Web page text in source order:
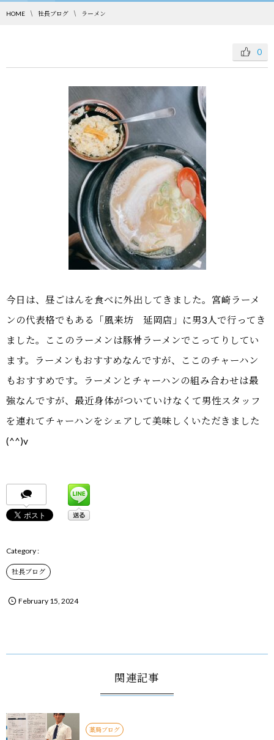
HOME 社長ブログ ラーメン
0
今日は、昼ごはんを食べに外出してきました。宮崎ラーメ
ンの代表格でもある「風来坊 延岡店」に男3人で行ってき
ました。ここのラーメンは豚骨ラーメンでこってりしてい
ます。ラーメンもおすすめなんですが、ここのチャーハン
もおすすめです。ラーメンとチャーハンの組み合わせは最
強なんですが、最近身体がついていけなくて男性スタッフ
を連れてチャーハンをシェアして美味しくいただきました
(^^)v
社長ブログ
February 15, 2024
関連記事
薬局ブログ